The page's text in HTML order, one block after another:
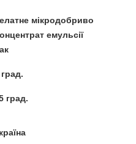
мікродобриво
емульсії
град.